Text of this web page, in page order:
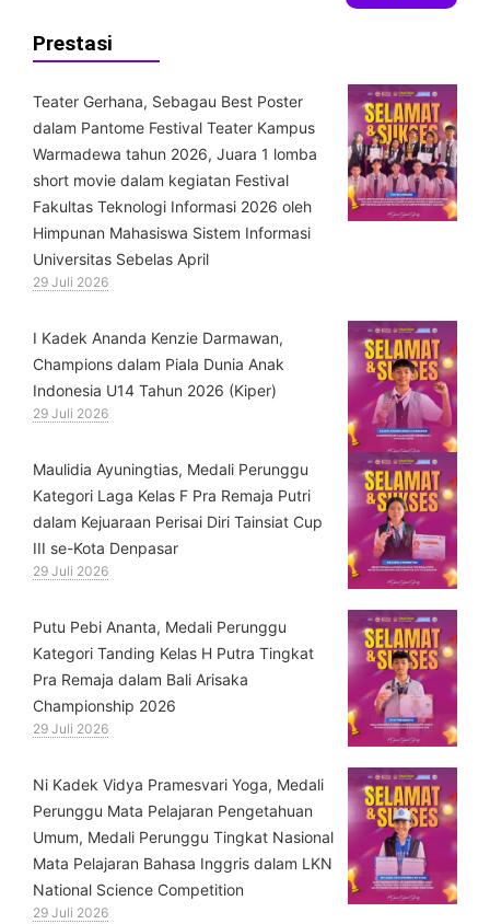
Prestasi
Teater Gerhana, Sebagau Best Poster
dalam Pantome Festival Teater Kampus
Warmadewa tahun 2026, Juara 1 lomba
short movie dalam kegiatan Festival
Fakultas Teknologi Informasi 2026 oleh
Himpunan Mahasiswa Sistem Informasi
Universitas Sebelas April
29 Juli 2026
⁠I Kadek Ananda Kenzie Darmawan,
Champions dalam Piala Dunia Anak
Indonesia U14 Tahun 2026 (Kiper)
29 Juli 2026
⁠Maulidia Ayuningtias, Medali Perunggu
Kategori Laga Kelas F Pra Remaja Putri
dalam Kejuaraan Perisai Diri Tainsiat Cup
III se-Kota Denpasar
29 Juli 2026
Putu Pebi Ananta, Medali Perunggu
Kategori Tanding Kelas H Putra Tingkat
Pra Remaja dalam Bali Arisaka
Championship 2026
29 Juli 2026
⁠Ni Kadek Vidya Pramesvari Yoga, Medali
Perunggu Mata Pelajaran Pengetahuan
Umum, Medali Perunggu Tingkat Nasional
Mata Pelajaran Bahasa Inggris dalam LKN
National Science Competition
29 Juli 2026